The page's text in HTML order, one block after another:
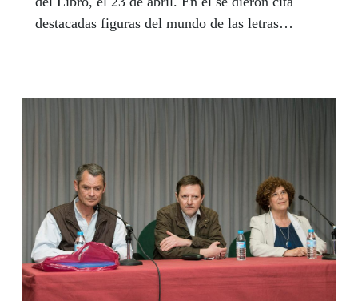
destacadas figuras del mundo de las letras